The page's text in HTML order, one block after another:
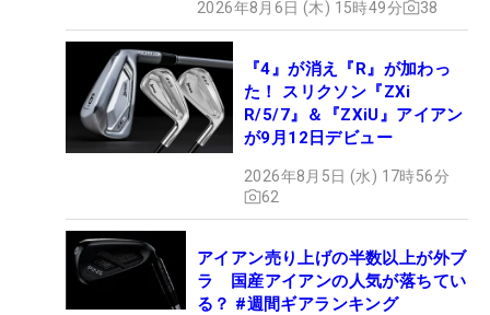
2026年8月6日 (木) 15時49分 38
『4』が消え『R』が加わっ
た！ スリクソン『ZXi
R/5/7』＆『ZXiU』アイアン
が9月12日デビュー
2026年8月5日 (水) 17時56分
62
アイアン売り上げの半数以上が外ブ
ラ 国産アイアンの人気が落ちてい
る？ #週間ギアランキング